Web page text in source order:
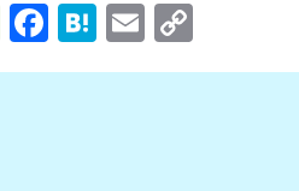
W
e
F
a
H
at
E
m o